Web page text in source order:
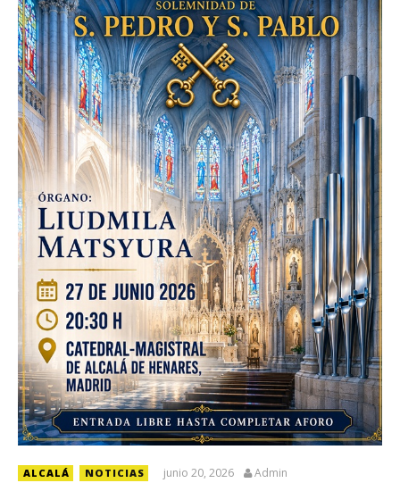
ALCALÁ NOTICIAS junio 20, 2026 Admin